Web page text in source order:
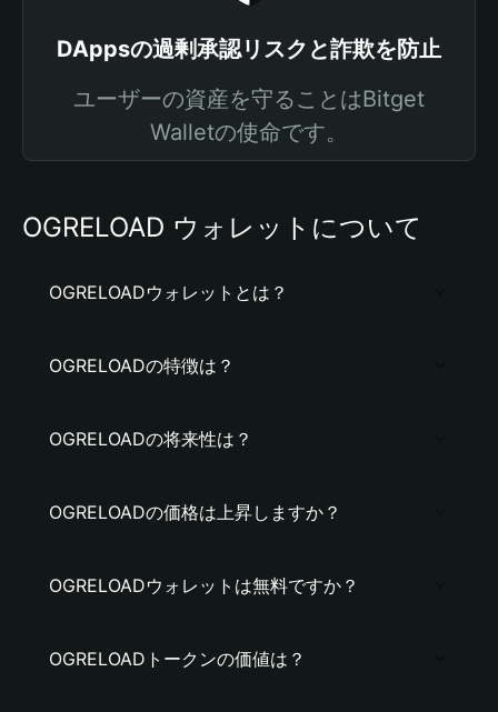
DAppsの過剰承認リスクと詐欺を防止
ユーザーの資産を守ることはBitget
Walletの使命です。
OGRELOAD ウォレットについて
OGRELOADウォレットとは？
OGRELOADの特徴は？
OGRELOADの将来性は？
OGRELOADの価格は上昇しますか？
OGRELOADウォレットは無料ですか？
OGRELOADトークンの価値は？